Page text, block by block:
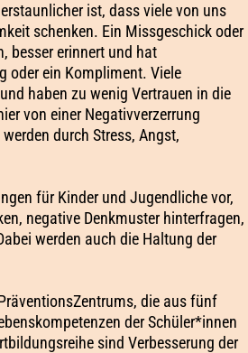
ist, dass viele von uns
schenken. Ein Missgeschick oder
besser erinnert und hat
oder ein Kompliment. Viele
haben zu wenig Vertrauen in die
von einer Negativverzerrung
durch Stress, Angst,
für Kinder und Jugendliche vor,
negative Denkmuster hinterfragen,
werden auch die Haltung der
die aus fünf
der Schüler*innen
sind Verbesserung der